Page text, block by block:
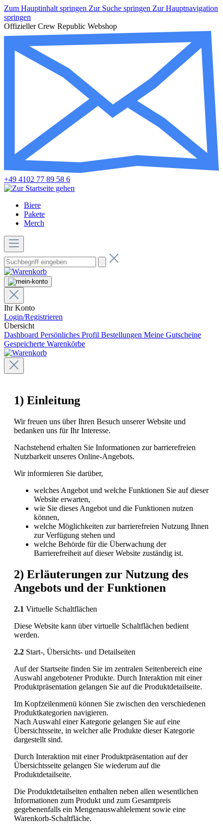
Zum Hauptinhalt springen Zur Suche springen Zur Hauptnavigation
springen
Offizieller Crew Republic Webshop
+49 4102 77 89 58 6
Biere
Pakete
Merch
Ihr Konto
Login/Registrieren
Übersicht
Dashboard Persönliches Profil Bestellungen Meine Gutscheine
Gespeicherte Warenkörbe
1) Einleitung
Wir freuen uns über Ihren Besuch unserer Website und
bedanken uns für Ihr Interesse.
Nachstehend erhalten Sie Informationen zur barrierefreien
Nutzbarkeit unseres Online-Angebots.
Wir informieren Sie darüber,
welches Angebot und welche Funktionen Sie auf dieser
Website erwarten,
wie Sie dieses Angebot und die Funktionen nutzen
können,
welche Möglichkeiten zur barrierefreien Nutzung Ihnen
zur Verfügung stehen und
welche Behörde für die Überwachung der
Barrierefreiheit auf dieser Website zuständig ist.
2) Erläuterungen zur Nutzung des
Angebots und der Funktionen
2.1 Virtuelle Schaltflächen
Diese Website kann über virtuelle Schaltflächen bedient
werden.
2.2 Start-, Übersichts- und Detailseiten
Auf der Startseite finden Sie im zentralen Seitenbereich eine
Auswahl angebotener Produkte. Durch Interaktion mit einer
Produktpräsentation gelangen Sie auf die Produktdetailseite.
Im Kopfzeilenmenü können Sie zwischen den verschiedenen
Produktkategorien navigieren.
Nach Auswahl einer Kategorie gelangen Sie auf eine
Übersichtsseite, in welcher alle Produkte dieser Kategorie
dargestellt sind.
Durch Interaktion mit einer Produktpräsentation auf der
Übersichtsseite gelangen Sie wiederum auf die
Produktdetailseite.
Die Produktdetailseiten enthalten neben allen wesentlichen
Informationen zum Produkt und zum Gesamtpreis
gegebenenfalls ein Mengenauswahlelement sowie eine
Warenkorb-Schaltfläche.